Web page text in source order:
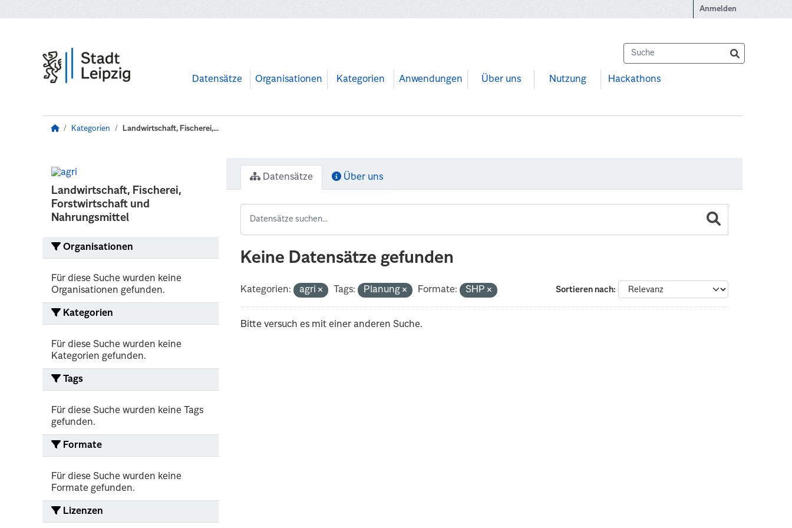
Anmelden
Datensätze Organisationen Kategorien Anwendungen Über uns Nutzung Hackathons
Kategorien Landwirtschaft, Fischerei,...
Landwirtschaft, Fischerei,
Forstwirtschaft und
Nahrungsmittel
Organisationen
Für diese Suche wurden keine
Organisationen gefunden.
Kategorien
Für diese Suche wurden keine
Kategorien gefunden.
Tags
Für diese Suche wurden keine Tags
gefunden.
Formate
Für diese Suche wurden keine
Formate gefunden.
Lizenzen
Datensätze Über uns
Keine Datensätze gefunden
Sortieren nach
Kategorien: agri Tags: Planung Formate: SHP
Bitte versuch es mit einer anderen Suche.